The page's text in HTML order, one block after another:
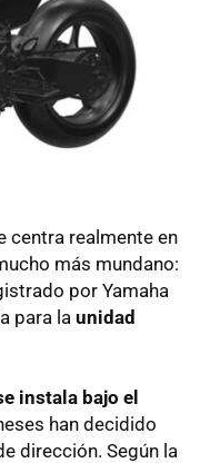
centra realmente en
más mundano:
por Yamaha
para la unidad
instala bajo el
han decidido
dirección. Según la